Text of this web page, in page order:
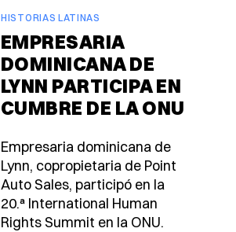
HISTORIAS LATINAS
EMPRESARIA
DOMINICANA DE
LYNN PARTICIPA EN
CUMBRE DE LA ONU
Empresaria dominicana de
Lynn, copropietaria de Point
Auto Sales, participó en la
20.ª International Human
Rights Summit en la ONU.